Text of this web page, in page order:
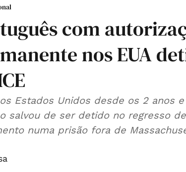
com
nos EUA
Estados Unidos desde os 2 anos
salvou de ser detido no regresso
numa prisão fora de